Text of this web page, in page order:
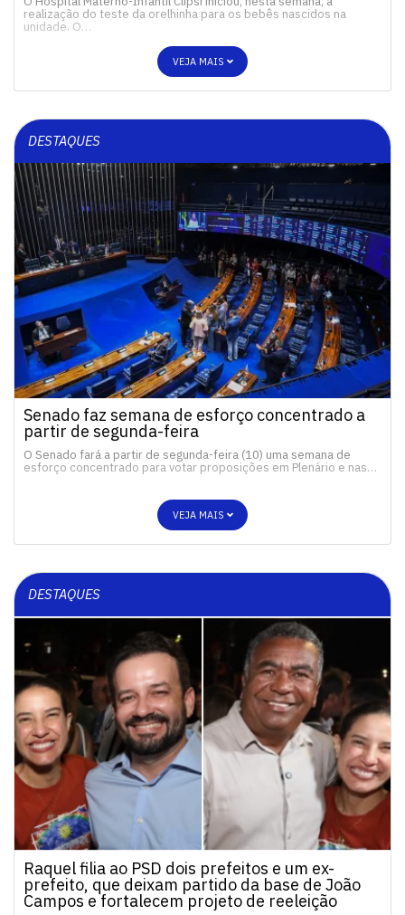
realização do teste da orelhinha para os bebês nascidos na
unidade. O…
VEJA MAIS
DESTAQUES
Senado faz semana de esforço concentrado a
partir de segunda-feira
O Senado fará a partir de segunda-feira (10) uma semana de
esforço concentrado para votar proposições em Plenário e nas…
VEJA MAIS
DESTAQUES
Raquel filia ao PSD dois prefeitos e um ex-
prefeito, que deixam partido da base de João
Campos e fortalecem projeto de reeleição